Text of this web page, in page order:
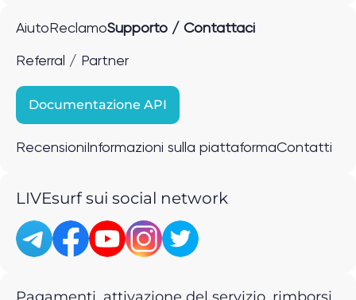
Aiuto ReclamoSupporto / Contattaci
Referral / Partner
Documentazione API
Recensioni Informazioni sulla piattaformaContatti
LIVEsurf sui social network